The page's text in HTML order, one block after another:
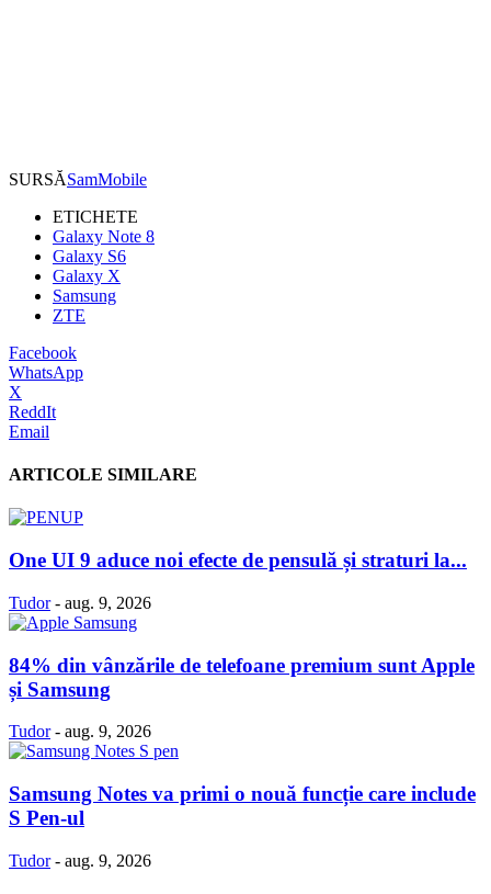
SURSĂSamMobile
ETICHETE
Galaxy Note 8
Galaxy S6
Galaxy X
Samsung
ZTE
Facebook
WhatsApp
X
ReddIt
Email
ARTICOLE SIMILARE
One UI 9 aduce noi efecte de pensulă și straturi la...
Tudor - aug. 9, 2026
84% din vânzările de telefoane premium sunt Apple
și Samsung
Tudor - aug. 9, 2026
Samsung Notes va primi o nouă funcție care include
S Pen-ul
Tudor - aug. 9, 2026